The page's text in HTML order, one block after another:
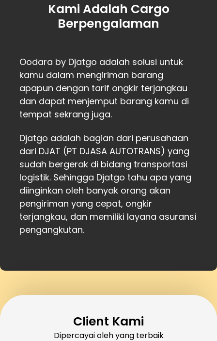
Kami Adalah Cargo
Berpengalaman
Oodara by Djatgo adalah solusi untuk
kamu dalam mengiriman barang
apapun dengan tarif ongkir terjangkau
dan dapat menjemput barang kamu di
tempat sekrang juga.
Djatgo adalah bagian dari perusahaan
dari DJAT (PT DJASA AUTOTRANS) yang
sudah bergerak di bidang transportasi
logistik. Sehingga Djatgo tahu apa yang
diinginkan oleh banyak orang akan
pengiriman yang cepat, ongkir
terjangkau, dan memiliki layana asuransi
pengangkutan.
Client Kami
Dipercayai oleh yang terbaik